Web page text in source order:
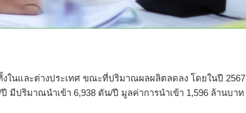
นและต่างประเทศ ขณะที่ปริมาณผลผลิตลดลง โดยในปี 2567
มีปริมาณนำเข้า 6,938 ตัน/ปี มูลค่าการนำเข้า 1,596 ล้านบาท